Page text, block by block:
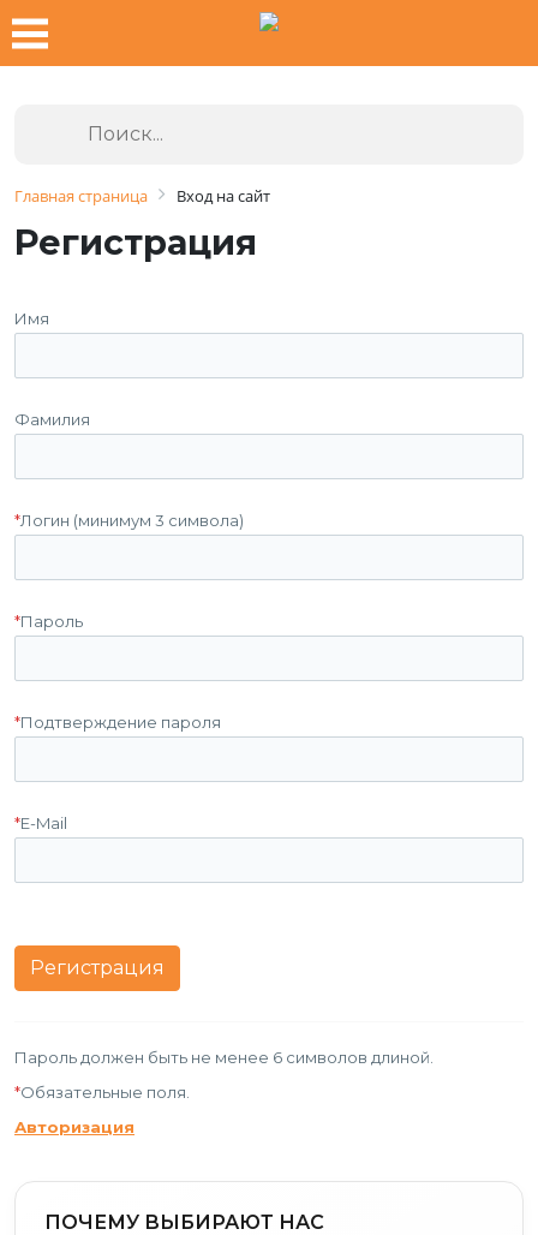
Главная страница Вход на сайт
Регистрация
Имя
Фамилия
*Логин (минимум 3 символа)
*Пароль
*Подтверждение пароля
*E-Mail
Пароль должен быть не менее 6 символов длиной.
*Обязательные поля.
Авторизация
ПОЧЕМУ ВЫБИРАЮТ НАС